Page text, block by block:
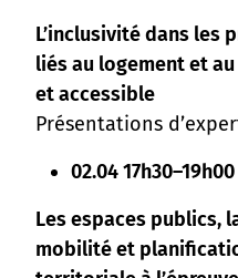
L’inclusivité dans les
liés au logement et
et accessible
Présentations
02.04 17h30–19h00
Les espaces publics,
mobilité et